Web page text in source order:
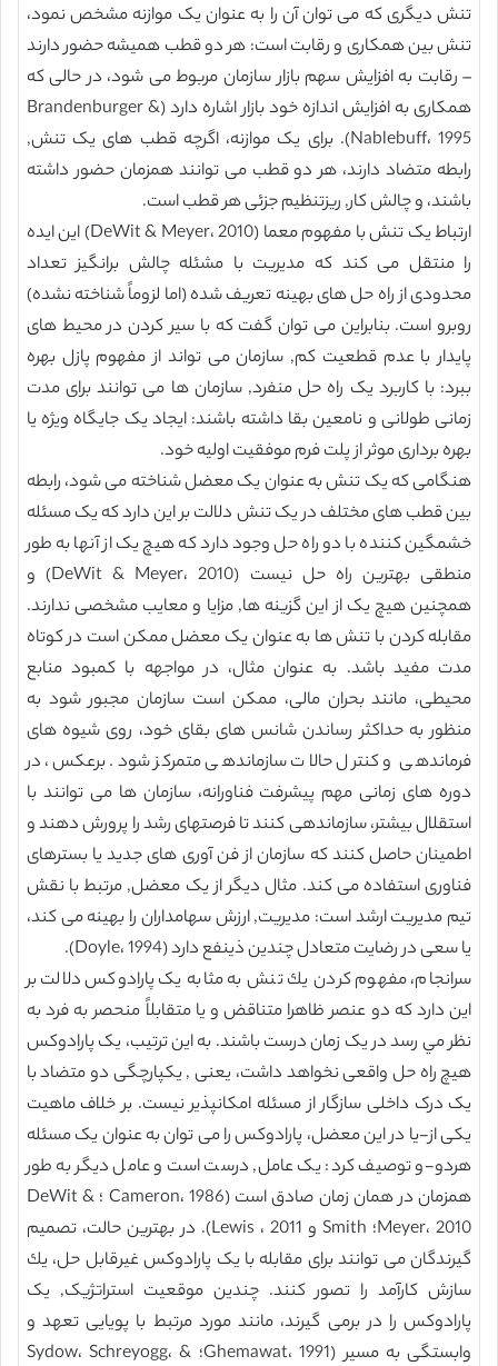
تنش دیگری که می توان آن را به عنوان یک موازنه مشخص نمود،
تنش بین همکاری و رقابت است: هر دو قطب همیشه حضور دارند
– رقابت به افزایش سهم بازار سازمان مربوط می شود، در حالی که
همکاری به افزایش اندازه خود بازار اشاره دارد (Brandenburger &
Nablebuff، 1995). برای یک موازنه، اگرچه قطب های یک تنش,
رابطه متضاد دارند، هر دو قطب می توانند همزمان حضور داشته
باشند، و چالش کار, ریزتنظیم جزئی هر قطب است.
ارتباط یک تنش با مفهوم معما (DeWit & Meyer، 2010) این ایده
را منتقل می کند که مدیریت با مشئله چالش برانگیز تعداد
محدودی از راه حل های بهینه تعریف شده (اما لزوماً شناخته نشده)
روبرو است. بنابراین می توان گفت که با سیر کردن در محیط های
پایدار با عدم قطعیت کم, سازمان می تواند از مفهوم پازل بهره
ببرد: با کاربرد یک راه حل منفرد, سازمان ها می توانند برای مدت
زمانی طولانی و نامعین بقا داشته باشند: ایجاد یک جایگاه ویژه یا
بهره برداری موثر از پلت فرم موفقیت اولیه خود.
هنگامی که یک تنش به عنوان یک معضل شناخته می شود، رابطه
بین قطب های مختلف در یک تنش دلالت بر این دارد که یک مسئله
خشمگین کننده با دو راه حل وجود دارد که هیچ یک از آنها به طور
منطقی بهترین راه حل نیست (DeWit & Meyer، 2010) و
همچنین هیچ یک از این گزینه ها, مزایا و معایب مشخصی ندارند.
مقابله کردن با تنش ها به عنوان یک معضل ممکن است در کوتاه
مدت مفید باشد. به عنوان مثال، در مواجهه با کمبود منابع
محیطی، مانند بحران مالی، ممکن است سازمان مجبور شود به
منظور به حداکثر رساندن شانس های بقای خود، روی شیوه های
فرماندهی و کنترل حالات سازماندهی متمرکز شود. برعكس، در
دوره های زمانی مهم پیشرفت فناورانه، سازمان ها می توانند با
استقلال بیشتر، سازماندهی كنند تا فرصتهای رشد را پرورش دهند و
اطمینان حاصل كنند كه سازمان از فن آوری های جدید یا بسترهای
فناوری استفاده می کند. مثال دیگر از یک معضل, مرتبط با نقش
تیم مدیریت ارشد است: مدیریت, ارزش سهامداران را بهینه می کند،
یا سعی در رضایت متعادل چندین ذینفع دارد (Doyle، 1994).
سرانجام، مفهوم كردن يك تنش به مثابه یک پارادوكس دلالت بر
اين دارد كه دو عنصر ظاهرا متناقض و يا متقابلاً منحصر به فرد به
نظر مي رسد در یک زمان درست باشند. به این ترتیب، یک پارادوکس
هیچ راه حل واقعی نخواهد داشت، یعنی , یکپارچگی دو متضاد با
یک درک داخلی سازگار از مسئله امکانپذیر نیست. بر خلاف ماهیت
یکی از-یا در این معضل، پارادوکس را می توان به عنوان یک مسئله
هردو-و توصیف کرد: یک عامل, درست است و عامل دیگر به طور
همزمان در همان زمان صادق است (Cameron، 1986 ؛ DeWit &
Meyer، 2010؛ Smith و Lewis ، 2011). در بهترین حالت، تصمیم
گیرندگان می توانند برای مقابله با یک پارادوكس غیرقابل حل، یك
سازش كارآمد را تصور كنند. چندین موقعیت استراتژیک, یک
پارادوکس را در برمی گیرند، مانند مورد مرتبط با پویایی تعهد و
وابستگی به مسیر (Ghemawat، 1991؛ Sydow، Schreyogg، &